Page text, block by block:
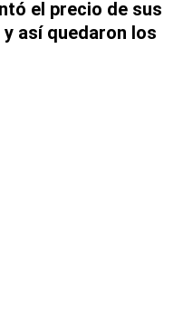
el precio de sus
así quedaron los